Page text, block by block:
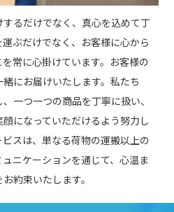
るだけでなく、真心を込めて丁
ぶだけでなく、お客様に心から
常に心掛けています。お客様の
にお届けいたします。私たち
一つ一つの商品を丁寧に扱い、
になっていただけるよう努力し
スは、単なる荷物の運搬以上の
ニケーションを通じて、心温ま
約束いたします。